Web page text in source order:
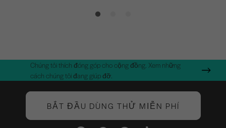
Chúng tôi thích đóng góp cho cộng đồng. Xem những
cách chúng tôi đang giúp đỡ.
BẮT ĐẦU DÙNG THỬ MIỄN PHÍ